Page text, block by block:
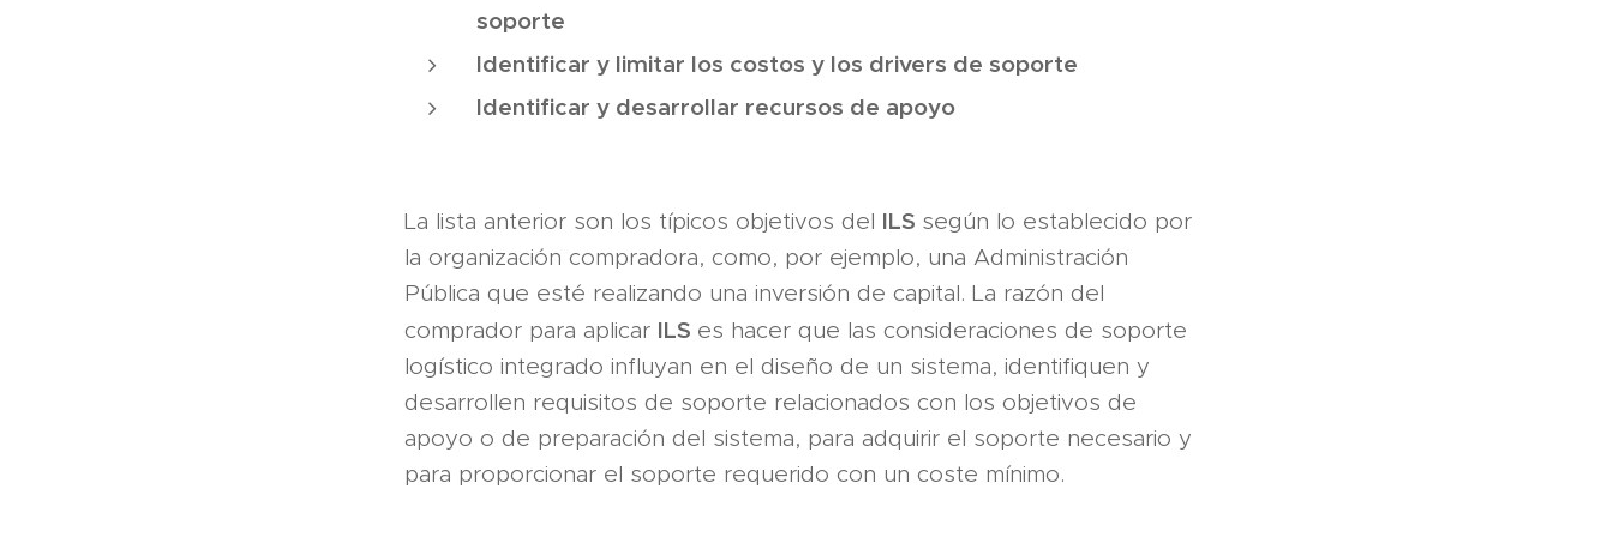
soporte
Identificar y limitar los costos y los drivers de soporte
Identificar y desarrollar recursos de apoyo
La lista anterior son los típicos objetivos del ILS según lo establecido por
la organización compradora, como, por ejemplo, una Administración
Pública que esté realizando una inversión de capital. La razón del
comprador para aplicar ILS es hacer que las consideraciones de soporte
logístico integrado influyan en el diseño de un sistema, identifiquen y
desarrollen requisitos de soporte relacionados con los objetivos de
apoyo o de preparación del sistema, para adquirir el soporte necesario y
para proporcionar el soporte requerido con un coste mínimo.